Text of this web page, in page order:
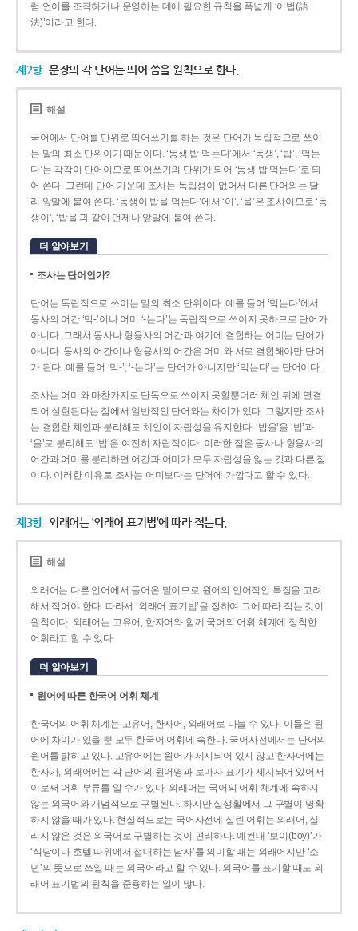
럼 언어를 조직하거나 운영하는 데에 필요한 규칙을 폭넓게 ‘어법(語
法)’이라고 한다.
제2항 문장의 각 단어는 띄어 씀을 원칙으로 한다.
해설
국어에서 단어를 단위로 띄어쓰기를 하는 것은 단어가 독립적으로 쓰이
는 말의 최소 단위이기 때문이다. ‘동생 밥 먹는다’에서 ‘동생’, ‘밥’, ‘먹는
다’는 각각이 단어이므로 띄어쓰기의 단위가 되어 ‘동생 밥 먹는다’로 띄
어 쓴다. 그런데 단어 가운데 조사는 독립성이 없어서 다른 단어와는 달
리 앞말에 붙여 쓴다. ‘동생이 밥을 먹는다’에서 ‘이’, ‘을’은 조사이므로 ‘동
생이’, ‘밥을’과 같이 언제나 앞말에 붙여 쓴다.
더 알아보기
조사는 단어인가?
단어는 독립적으로 쓰이는 말의 최소 단위이다. 예를 들어 ‘먹는다’에서
동사의 어간 ‘먹-­’이나 어미 ‘­-는다’는 독립적으로 쓰이지 못하므로 단어가
아니다. 그래서 동사나 형용사의 어간과 여기에 결합하는 어미는 단어가
아니다. 동사의 어간이나 형용사의 어간은 어미와 서로 결합해야만 단어
가 된다. 예를 들어 ‘먹-’, ‘-는다’는 단어가 아니지만 ‘먹는다’는 단어이다.
조사는 어미와 마찬가지로 단독으로 쓰이지 못할뿐더러 체언 뒤에 연결
되어 실현된다는 점에서 일반적인 단어와는 차이가 있다. 그렇지만 조사
는 결합한 체언과 분리해도 체언이 자립성을 유지한다. ‘밥을’을 ‘밥’과
‘을’로 분리해도 ‘밥’은 여전히 자립적이다. 이러한 점은 동사나 형용사의
어간과 어미를 분리하면 어간과 어미가 모두 자립성을 잃는 것과 다른 점
이다. 이러한 이유로 조사는 어미보다는 단어에 가깝다고 할 수 있다.
제3항 외래어는 ‘외래어 표기법’에 따라 적는다.
해설
외래어는 다른 언어에서 들어온 말이므로 원어의 언어적인 특징을 고려
해서 적어야 한다. 따라서 ‘외래어 표기법’을 정하여 그에 따라 적는 것이
원칙이다. 외래어는 고유어, 한자어와 함께 국어의 어휘 체계에 정착한
어휘라고 할 수 있다.
더 알아보기
원어에 따른 한국어 어휘 체계
한국어의 어휘 체계는 고유어, 한자어, 외래어로 나눌 수 있다. 이들은 원
어에 차이가 있을 뿐 모두 한국어 어휘에 속한다. 국어사전에서는 단어의
원어를 밝히고 있다. 고유어에는 원어가 제시되어 있지 않고 한자어에는
한자가, 외래어에는 각 단어의 원어명과 로마자 표기가 제시되어 있어서
이로써 어휘 부류를 알 수가 있다. 외래어는 국어의 어휘 체계에 속하지
않는 외국어와 개념적으로 구별된다. 하지만 실생활에서 그 구별이 명확
하지 않을 때가 있다. 현실적으로는 국어사전에 실린 어휘는 외래어, 실
리지 않은 것은 외국어로 구별하는 것이 편리하다. 예컨대 ‘보이(boy)’가
‘식당이나 호텔 따위에서 접대하는 남자’를 의미할 때는 외래어지만 ‘소
년’의 뜻으로 쓰일 때는 외국어라고 할 수 있다. 외국어를 표기할 때도 외
래어 표기법의 원칙을 준용하는 일이 많다.